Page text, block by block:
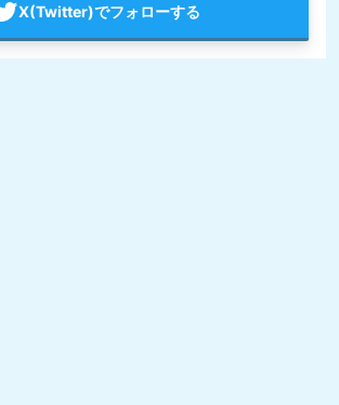
X(Twitter)でフォローする